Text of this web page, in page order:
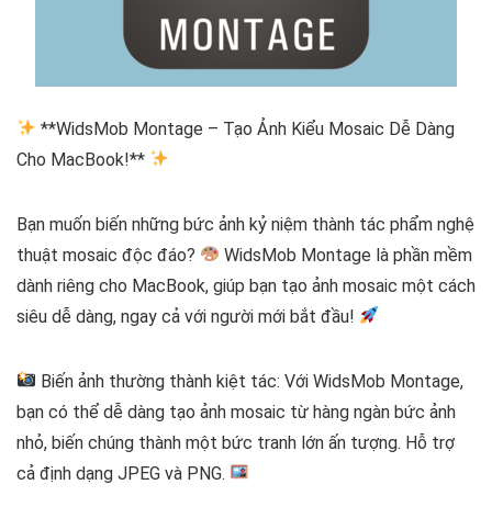
**WidsMob Montage – Tạo Ảnh Kiểu Mosaic Dễ Dàng
Cho MacBook!**
Bạn muốn biến những bức ảnh kỷ niệm thành tác phẩm nghệ
thuật mosaic độc đáo?
WidsMob Montage là phần mềm
dành riêng cho MacBook, giúp bạn tạo ảnh mosaic một cách
siêu dễ dàng, ngay cả với người mới bắt đầu!
Biến ảnh thường thành kiệt tác: Với WidsMob Montage,
bạn có thể dễ dàng tạo ảnh mosaic từ hàng ngàn bức ảnh
nhỏ, biến chúng thành một bức tranh lớn ấn tượng. Hỗ trợ
cả định dạng JPEG và PNG.